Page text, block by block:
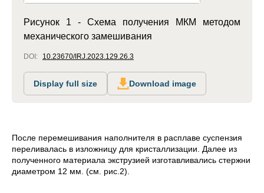
Рисунок 1 - Схема получения МКМ методом
механического замешивания
DOI: 10.23670/IRJ.2023.129.26.3
Display full size Download image
После перемешивания наполнителя в расплаве суспензия
переливалась в изложницу для кристаллизации. Далее из
полученного материала экструзией изготавливались стержни
диаметром 12 мм. (см. рис.2).